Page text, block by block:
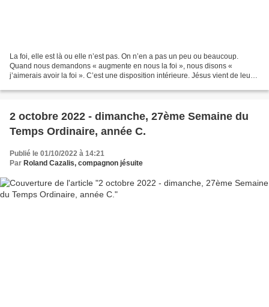
La foi, elle est là ou elle n’est pas. On n’en a pas un peu ou beaucoup.
Quand nous demandons « augmente en nous la foi », nous disons «
j’aimerais avoir la foi ». C’est une disposition intérieure. Jésus vient de leur
2 octobre 2022 - dimanche, 27ème Semaine du
Temps Ordinaire, année C.
Publié le 01/10/2022 à 14:21
Par Roland Cazalis, compagnon jésuite